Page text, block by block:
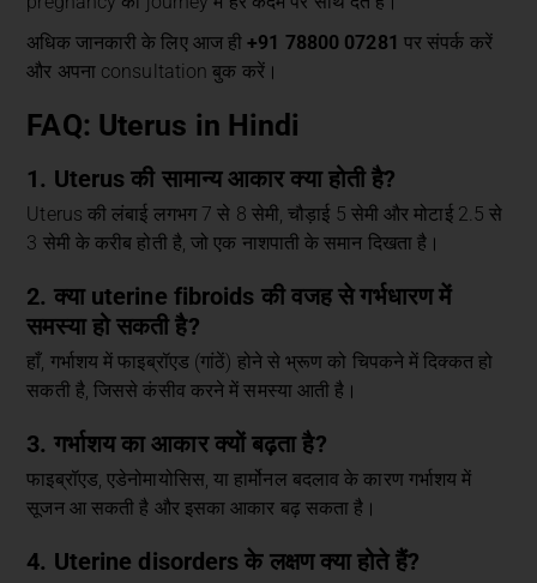
अधिक जानकारी के लिए आज ही+91 78800 07281 पर संपर्क करें
और अपना consultation बुक करें।
FAQ: Uterus in Hindi
1. Uterus की सामान्य आकार क्या होती है?
Uterus की लंबाई लगभग 7 से 8 सेमी, चौड़ाई 5 सेमी और मोटाई 2.5 से
3 सेमी के करीब होती है, जो एक नाशपाती के समान दिखता है।
2. क्या uterine fibroids की वजह से गर्भधारण में
समस्या हो सकती है?
हाँ, गर्भाशय में फाइब्रॉएड (गांठें) होने से भ्रूण को चिपकने में दिक्कत हो
सकती है, जिससे कंसीव करने में समस्या आती है।
3. गर्भाशय का आकार क्यों बढ़ता है?
फाइब्रॉएड, एडेनोमायोसिस, या हार्मोनल बदलाव के कारण गर्भाशय में
सूजन आ सकती है और इसका आकार बढ़ सकता है।
4. Uterine disorders के लक्षण क्या होते हैं?